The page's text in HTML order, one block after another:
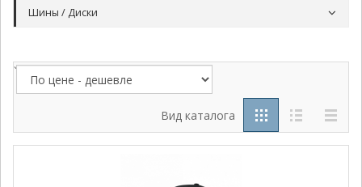
Шины / Диски
`
Вид каталога